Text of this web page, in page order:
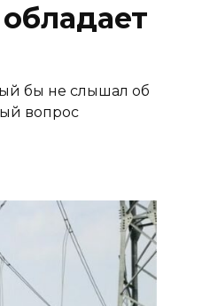
бы не слышал об
вопрос